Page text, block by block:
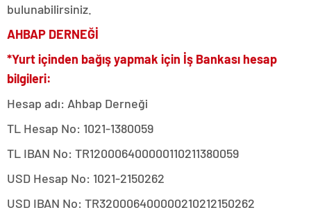
bulunabilirsiniz.
AHBAP DERNEĞİ
*Yurt içinden bağış yapmak için İş Bankası hesap
bilgileri:
Hesap adı: Ahbap Derneği
TL Hesap No: 1021-1380059
TL IBAN No: TR120006400000110211380059
USD Hesap No: 1021-2150262
USD IBAN No: TR320006400000210212150262